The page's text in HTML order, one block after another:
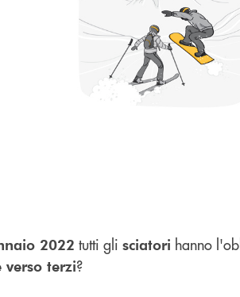
2022 tutti gli sciatori hanno
verso terzi?